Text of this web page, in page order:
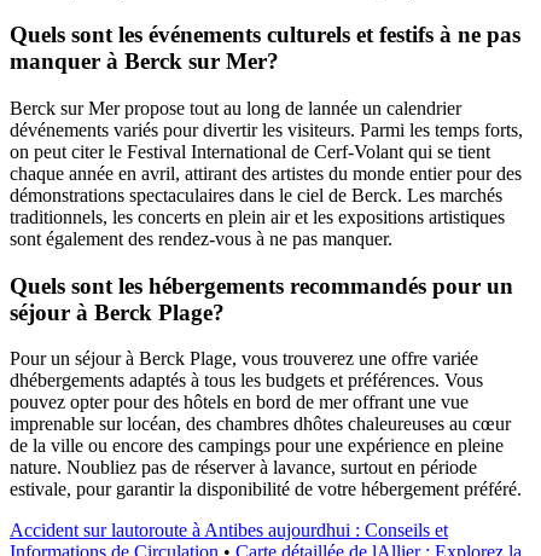
Quels sont les événements culturels et festifs à ne pas
manquer à Berck sur Mer?
Berck sur Mer propose tout au long de lannée un calendrier
dévénements variés pour divertir les visiteurs. Parmi les temps forts,
on peut citer le Festival International de Cerf-Volant qui se tient
chaque année en avril, attirant des artistes du monde entier pour des
démonstrations spectaculaires dans le ciel de Berck. Les marchés
traditionnels, les concerts en plein air et les expositions artistiques
sont également des rendez-vous à ne pas manquer.
Quels sont les hébergements recommandés pour un
séjour à Berck Plage?
Pour un séjour à Berck Plage, vous trouverez une offre variée
dhébergements adaptés à tous les budgets et préférences. Vous
pouvez opter pour des hôtels en bord de mer offrant une vue
imprenable sur locéan, des chambres dhôtes chaleureuses au cœur
de la ville ou encore des campings pour une expérience en pleine
nature. Noubliez pas de réserver à lavance, surtout en période
estivale, pour garantir la disponibilité de votre hébergement préféré.
Accident sur lautoroute à Antibes aujourdhui : Conseils et